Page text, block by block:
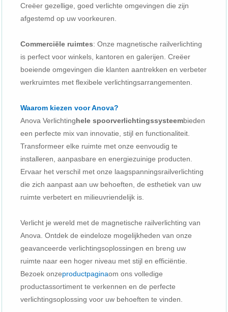
Creëer gezellige, goed verlichte omgevingen die zijn
afgestemd op uw voorkeuren.
Commerciële ruimtes: Onze magnetische railverlichting
is perfect voor winkels, kantoren en galerijen. Creëer
boeiende omgevingen die klanten aantrekken en verbeter
werkruimtes met flexibele verlichtingsarrangementen.
Waarom kiezen voor Anova?
Anova Verlichtinghele spoorverlichtingssysteembieden
een perfecte mix van innovatie, stijl en functionaliteit.
Transformeer elke ruimte met onze eenvoudig te
installeren, aanpasbare en energiezuinige producten.
Ervaar het verschil met onze laagspanningsrailverlichting
die zich aanpast aan uw behoeften, de esthetiek van uw
ruimte verbetert en milieuvriendelijk is.
Verlicht je wereld met de magnetische railverlichting van
Anova. Ontdek de eindeloze mogelijkheden van onze
geavanceerde verlichtingsoplossingen en breng uw
ruimte naar een hoger niveau met stijl en efficiëntie.
Bezoek onzeproductpaginaom ons volledige
productassortiment te verkennen en de perfecte
verlichtingsoplossing voor uw behoeften te vinden.